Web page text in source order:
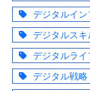
デジタルイン
デジタルスキ
デジタルラ
デジタル戦略